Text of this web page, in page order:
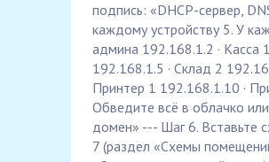
подпись: «DHCP-сервер,
каждому устройству 5. У
админа 192.168.1.2 · Касса
192.168.1.5 · Склад 2
Принтер 1 192.168.1.10 ·
Обведите всё в облачко
домен» --- Шаг 6. Вставьте
7 (раздел «Схемы